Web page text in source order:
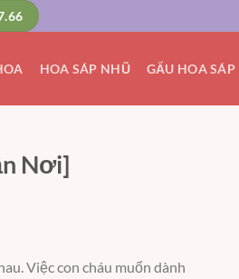
HOA SÁP NHŨ GẤU HOA SÁP
Nơi]
Việc con cháu muốn dành